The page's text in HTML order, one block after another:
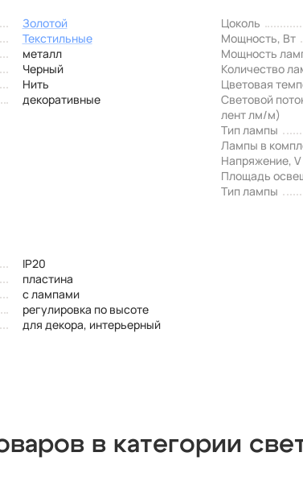
Золотой
Текстильные
металл
Черный
Нить
декоративные
Цоколь
Мощность, Вт
Мощность
Количество
Цветовая
Световой
лент лм/м)
Тип лампы
Лампы в
Напряжение, V
Площадь
Тип лампы
IP20
пластина
с лампами
регулировка по высоте
для декора, интерьерный
в категории